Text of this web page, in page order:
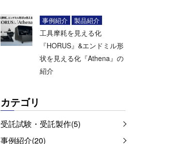
事例紹介 製品紹介
工具摩耗を見える化
『HORUS』&エンドミル形
状を見える化『Athena』の
紹介
カテゴリ
受託試験・受託製作(5)
事例紹介(20)